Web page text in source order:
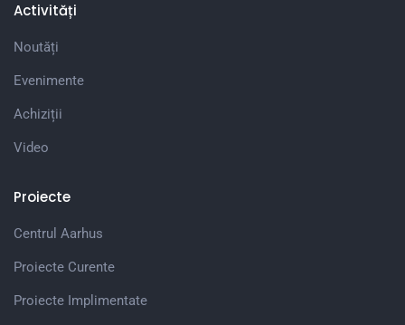
Activități
Noutăți
Evenimente
Achiziții
Video
Proiecte
Centrul Aarhus
Proiecte Curente
Proiecte Implimentate